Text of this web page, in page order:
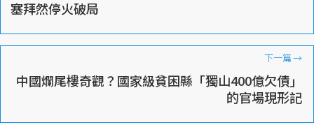
塞拜然停火破局
下一篇→
中國爛尾樓奇觀？國家級貧困縣「獨山400億欠債」
的官場現形記